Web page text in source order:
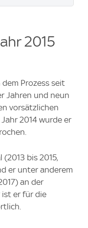
2015
Prozess seit
Jahren und neun
vorsätzlichen
2014 wurde er
bis 2015,
er unter anderem
an der
ist er für die